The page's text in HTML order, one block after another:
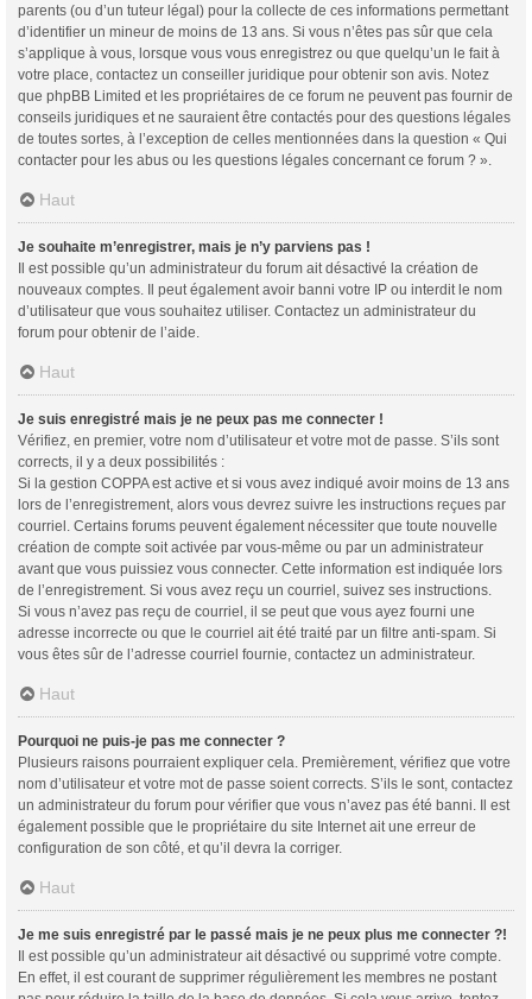
parents (ou d’un tuteur légal) pour la collecte de ces informations permettant
d’identifier un mineur de moins de 13 ans. Si vous n’êtes pas sûr que cela
s’applique à vous, lorsque vous vous enregistrez ou que quelqu’un le fait à
votre place, contactez un conseiller juridique pour obtenir son avis. Notez
que phpBB Limited et les propriétaires de ce forum ne peuvent pas fournir de
conseils juridiques et ne sauraient être contactés pour des questions légales
de toutes sortes, à l’exception de celles mentionnées dans la question « Qui
contacter pour les abus ou les questions légales concernant ce forum ? ».
Haut
Je souhaite m’enregistrer, mais je n’y parviens pas !
Il est possible qu’un administrateur du forum ait désactivé la création de
nouveaux comptes. Il peut également avoir banni votre IP ou interdit le nom
d’utilisateur que vous souhaitez utiliser. Contactez un administrateur du
forum pour obtenir de l’aide.
Haut
Je suis enregistré mais je ne peux pas me connecter !
Vérifiez, en premier, votre nom d’utilisateur et votre mot de passe. S’ils sont
corrects, il y a deux possibilités :
Si la gestion COPPA est active et si vous avez indiqué avoir moins de 13 ans
lors de l’enregistrement, alors vous devrez suivre les instructions reçues par
courriel. Certains forums peuvent également nécessiter que toute nouvelle
création de compte soit activée par vous-même ou par un administrateur
avant que vous puissiez vous connecter. Cette information est indiquée lors
de l’enregistrement. Si vous avez reçu un courriel, suivez ses instructions.
Si vous n’avez pas reçu de courriel, il se peut que vous ayez fourni une
adresse incorrecte ou que le courriel ait été traité par un filtre anti-spam. Si
vous êtes sûr de l’adresse courriel fournie, contactez un administrateur.
Haut
Pourquoi ne puis-je pas me connecter ?
Plusieurs raisons pourraient expliquer cela. Premièrement, vérifiez que votre
nom d’utilisateur et votre mot de passe soient corrects. S’ils le sont, contactez
un administrateur du forum pour vérifier que vous n’avez pas été banni. Il est
également possible que le propriétaire du site Internet ait une erreur de
configuration de son côté, et qu’il devra la corriger.
Haut
Je me suis enregistré par le passé mais je ne peux plus me connecter ?!
Il est possible qu’un administrateur ait désactivé ou supprimé votre compte.
En effet, il est courant de supprimer régulièrement les membres ne postant